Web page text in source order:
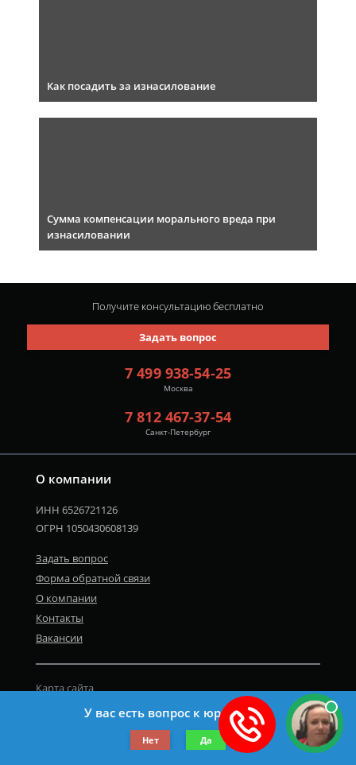
Как посадить за изнасилование
Сумма компенсации морального вреда при
изнасиловании
О компании
ИНН 6526721126
ОГРН 1050430608139
Задать вопрос
Форма обратной связи
О компании
Контакты
Вакансии
©2019-2026 Все права защищены.
Карта сайта
Политика персональных данных
7 499 938-54-25
Москва
7 812 467-37-54
Санкт-Петербург
Задать вопрос
Получите консультациюбесплатно
У вас есть вопрос к юристу?
Нет Да